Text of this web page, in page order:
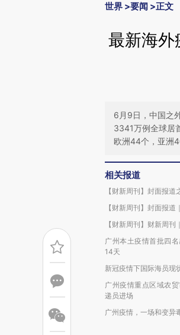
世界 >要闻 >正文
最新海外
6月9日，中国之
3341万例全球居
欧洲44个，亚洲
相关报道
【财新周刊】封面报
【财新周刊】封面报
【财新周刊】财新周
广州本土疫情首批四
14天
新冠疫情下国际海员现
广州疫情重点区域农
递员进场
广州疫情，一场和变异